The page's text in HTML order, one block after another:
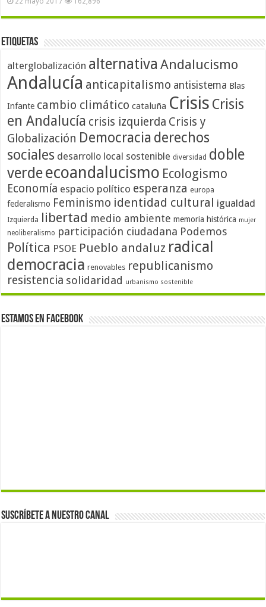
Etiquetas
alterglobalización alternativa Andalucismo
Andalucía anticapitalismo antisistema Blas
Infante cambio climático cataluña Crisis Crisis
en Andalucía crisis izquierda Crisis y
Globalización Democracia derechos
sociales desarrollo local sostenible diversidad doble
verdeecoandalucismo Ecologismo
Economía espacio político esperanza europa
federalismo Feminismo identidad cultural igualdad
Izquierda libertad medio ambiente memoria histórica mujer
neoliberalismo participación ciudadana Podemos
Política PSOE Pueblo andaluz radical
democracia renovables republicanismo
resistencia solidaridad urbanismo sostenible
Estamos en Facebook
Suscríbete a nuestro canal